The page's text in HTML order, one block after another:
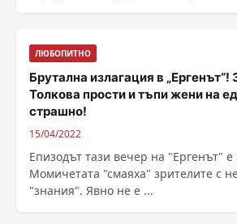
ЛЮБОПИТНО
Брутална излагация в „Ергенът“!
Толкова прости и тъпи жени на
страшно!
15/04/2022
Епизодът тази вечер на "Ергенът"
Момичетата "смаяха" зрителите с
"знания". Явно не е ...